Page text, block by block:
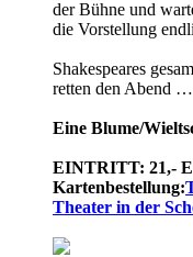
der Bühne und
die Vorstellung
Shakespeares
retten den Abend …
Eine Blume/­
EINTRITT: 21,-
Kartenbestellung:
Theater in der